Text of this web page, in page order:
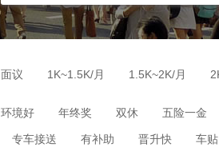
面议 1K~1.5K/月 1.5K~2K/月
环境好 年终奖 双休 五险一金
专车接送 有补助 晋升快 车贴